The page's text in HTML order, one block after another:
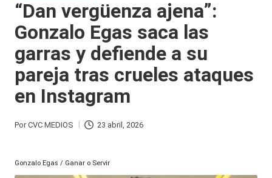
u
c
h
a
s
y
ar
noticias
de
la
farándula,
Realitys,
Tierra
Gran
en
“Dan vergüenza ajena”:
Gonzalo Egas saca las
garras y defiende a su
pareja tras crueles ataques
en Instagram
Publicado
PorCVC MEDIOS 23 abril, 2026
Gonzalo Egas / Ganar o Servir